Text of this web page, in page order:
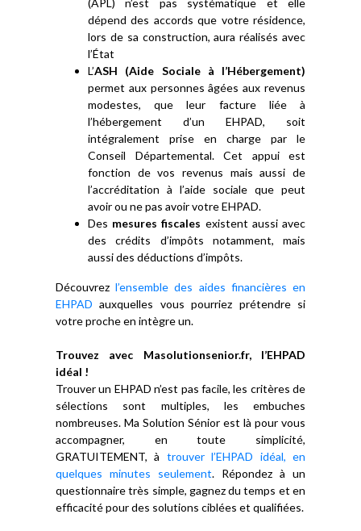
(APL) n’est pas systématique et elle
dépend des accords que votre résidence,
lors de sa construction, aura réalisés avec
l’État
L’ASH (Aide Sociale à l’Hébergement)
permet aux personnes âgées aux revenus
modestes, que leur facture liée à
l’hébergement d’un EHPAD, soit
intégralement prise en charge par le
Conseil Départemental. Cet appui est
fonction de vos revenus mais aussi de
l’accréditation à l’aide sociale que peut
avoir ou ne pas avoir votre EHPAD.
Des mesures fiscales existent aussi avec
des crédits d’impôts notamment, mais
aussi des déductions d’impôts.
Découvrezl’ensemble des aides financières en
EHPADauxquelles vous pourriez prétendre si
votre proche en intègre un.
Trouvez avec Masolutionsenior.fr, l’EHPAD
idéal !
Trouver un EHPAD n’est pas facile, les critères de
sélections sont multiples, les embuches
nombreuses. Ma Solution Sénior est là pour vous
accompagner, en toute simplicité,
GRATUITEMENT, à trouver l’EHPAD idéal, en
quelques minutes seulement. Répondez à un
questionnaire très simple, gagnez du temps et en
efficacité pour des solutions ciblées et qualifiées.